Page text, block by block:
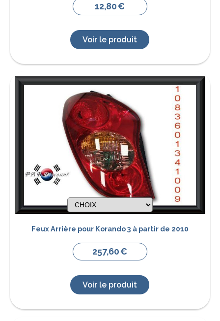
12,80€
Voir le produit
Feux Arrière pour Korando 3 à partir de 2010
257,60€
Voir le produit